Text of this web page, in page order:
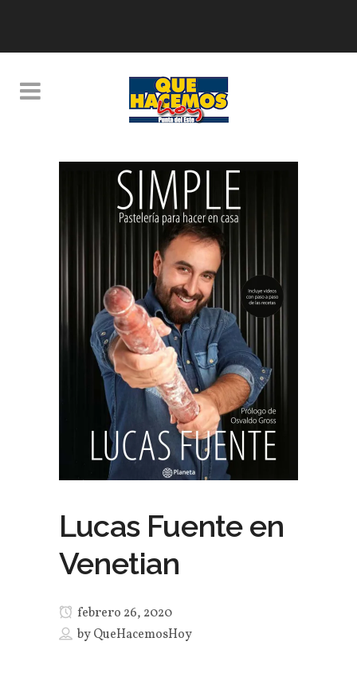
Lucas Fuente en
Venetian
febrero 26, 2020
byQueHacemosHoy